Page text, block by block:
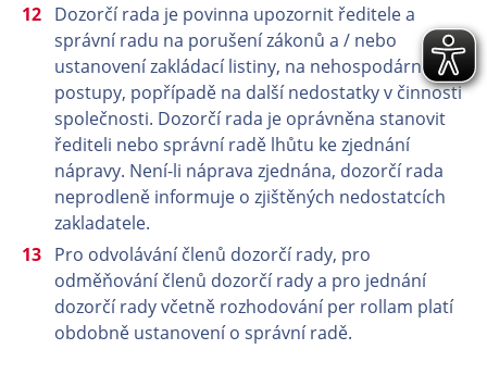
Dozorčí rada je povinna upozornit ředitele a
správní radu na porušení zákonů a / nebo
ustanovení zakládací listiny, na nehospodárné
postupy, popřípadě na další nedostatky v činnosti
společnosti. Dozorčí rada je oprávněna stanovit
řediteli nebo správní radě lhůtu ke zjednání
nápravy. Není-li náprava zjednána, dozorčí rada
neprodleně informuje o zjištěných nedostatcích
zakladatele.
Pro odvolávání členů dozorčí rady, pro
odměňování členů dozorčí rady a pro jednání
dozorčí rady včetně rozhodování per rollam platí
obdobně ustanovení o správní radě.